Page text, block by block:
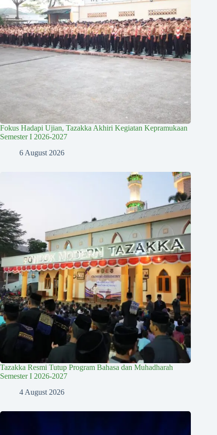
Fokus Hadapi Ujian, Tazakka Akhiri Kegiatan Kepramukaan
Semester I 2026-2027
6 August 2026
Tazakka Resmi Tutup Program Bahasa dan Muhadharah
Semester I 2026-2027
4 August 2026